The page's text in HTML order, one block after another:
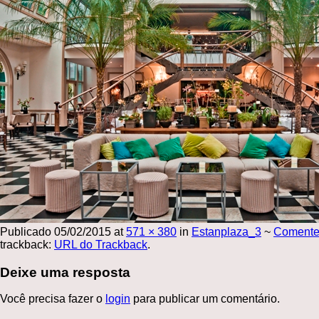
Publicado 05/02/2015 at571 × 380 in Estanplaza_3 ~ Comente
trackback: URL do Trackback.
Deixe uma resposta
Você precisa fazer o login para publicar um comentário.